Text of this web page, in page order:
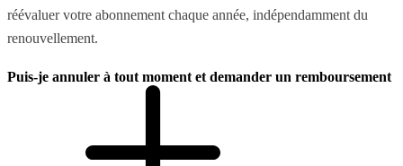
réévaluer votre abonnement chaque année, indépendamment du
renouvellement.
Puis-je annuler à tout moment et demander un remboursement